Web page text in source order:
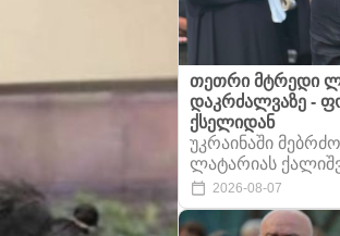
თეთრი მტრედი
დაკრძალვაზე -
ქსელიდან
უკრაინაში
ლატარიას
2026-08-07